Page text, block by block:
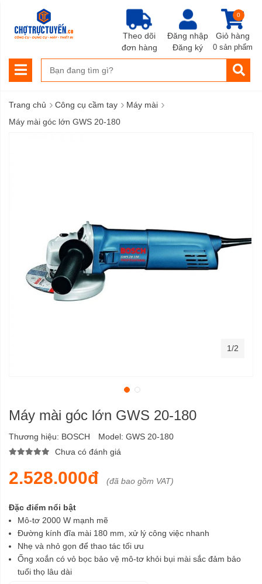
Đăng nhập
Đăng ký
Giỏ hàng
0
0 sản phẩm
Theo dõi
đơn hàng
Trang chủ › Công cụ cầm tay › Máy mài ›
Máy mài góc lớn GWS 20-180
Máy mài góc lớn GWS 20-180
Thương hiệu: BOSCH Model: GWS 20-180
Chưa có đánh giá
2.528.000đ (đã bao gồm VAT)
Đặc điểm nổi bật
Mô-tơ 2000 W mạnh mẽ
Đường kính đĩa mài 180 mm, xử lý công việc nhanh
Nhẹ và nhỏ gọn để thao tác tối ưu
Ống xoắn có vỏ bọc bảo vệ mô-tơ khỏi bụi mài sắc đảm bảo
tuổi thọ lâu dài
1/2